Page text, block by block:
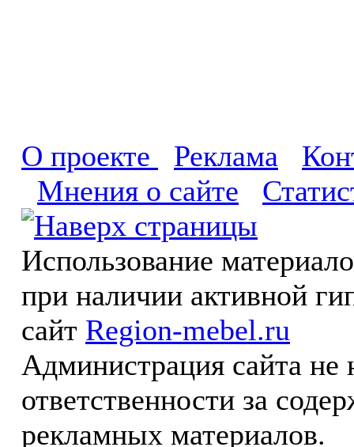
О проекте Реклама
Мнения о сайте
Использование
при наличии активной
сайт Region-mebel.ru
Администрация сайта не
ответственности за
рекламных материалов.